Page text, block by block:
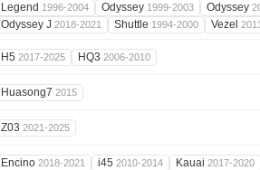
Legend 1996-2004 Odyssey 1999-2003 Odyssey
Odyssey J 2018-2021 Shuttle 1994-2000 Vezel
H5 2017-2025 HQ3 2006-2010
Huasong7 2015
Z03 2021-2025
Encino 2018-2021 i45 2010-2014 Kauai 2017-2020